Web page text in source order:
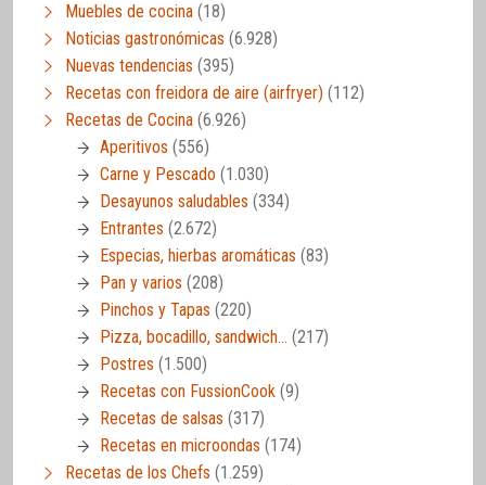
Muebles de cocina (18)
Noticias gastronómicas (6.928)
Nuevas tendencias (395)
Recetas con freidora de aire (airfryer) (112)
Recetas de Cocina (6.926)
Aperitivos (556)
Carne y Pescado (1.030)
Desayunos saludables (334)
Entrantes (2.672)
Especias, hierbas aromáticas (83)
Pan y varios (208)
Pinchos y Tapas (220)
Pizza, bocadillo, sandwich… (217)
Postres (1.500)
Recetas con FussionCook (9)
Recetas de salsas (317)
Recetas en microondas (174)
Recetas de los Chefs (1.259)